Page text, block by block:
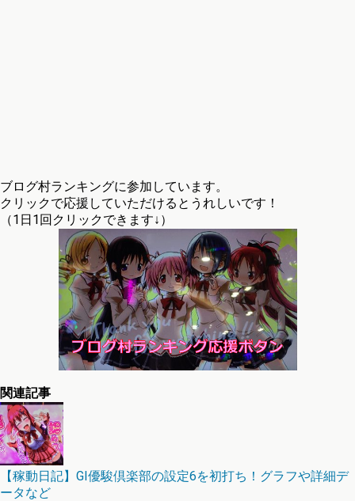
ブログ村ランキングに参加しています。
クリックで応援していただけるとうれしいです！
（1日1回クリックできます↓）
関連記事
【稼動日記】GI優駿倶楽部の設定6を初打ち！グラフや詳細デ
ータなど